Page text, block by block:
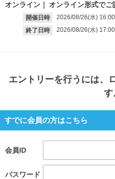
オンライン オンライン形式でご
開催日時 2026/08/26(水) 16:00
終了日時
2026/08/26(水) 17:00
エントリーを行うには、
す
すでに会員の方はこちら
会員ID
パスワード